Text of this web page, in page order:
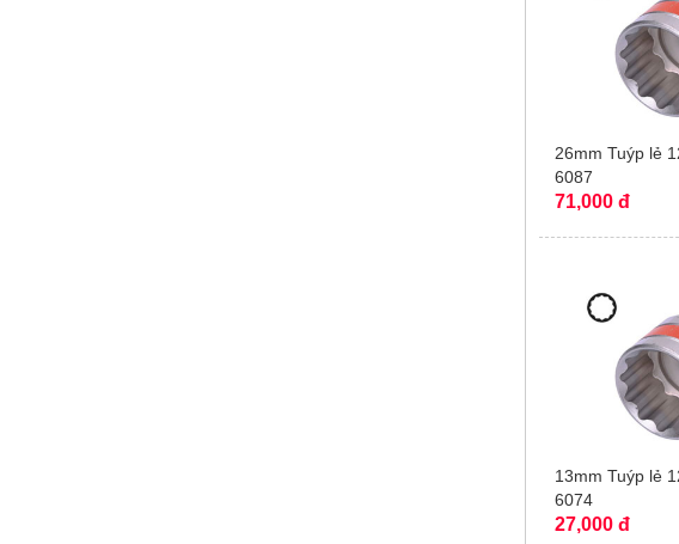
26mm Tuýp lẻ
6087
71,000 đ
13mm Tuýp lẻ
6074
27,000 đ